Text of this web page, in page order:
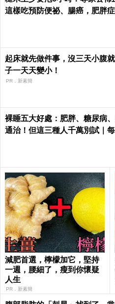
這樣吃預防便祕、腸癌，肥胖
起床就先做件事，沒三天小腹
子一天天變小！
PR．新素簡
裸睡五大好處：肥胖、糖尿病
通治！但這三種人千萬別試｜每
減肥首選，檸檬加它，堅持
一週，腰細了，瘦到你懷疑
人生
PR．新素簡